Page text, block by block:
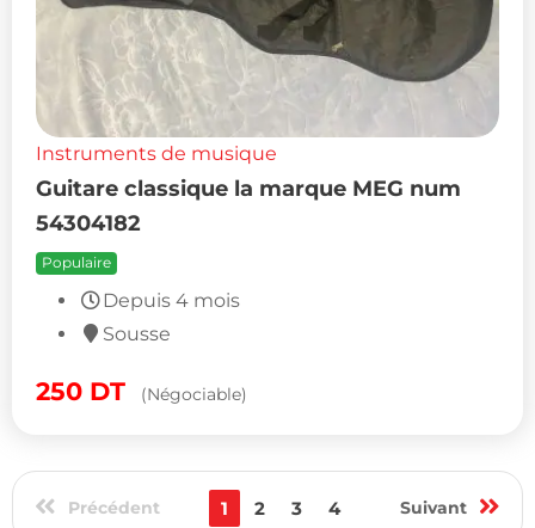
Instruments de musique
Guitare classique la marque MEG num
54304182
Populaire
Depuis 4 mois
Sousse
250 DT (Négociable)
Précédent 1 2 3 4 Suivant